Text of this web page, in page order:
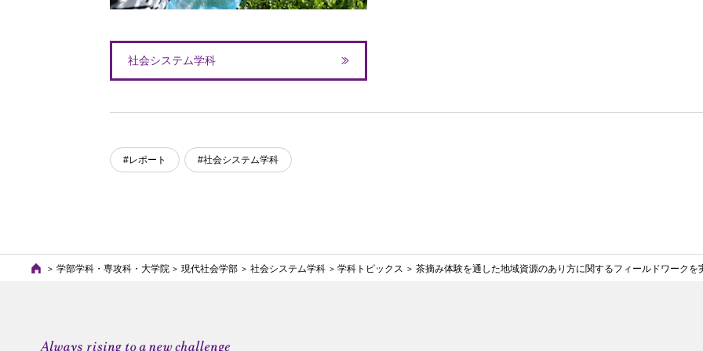
社会システム学科
#レポート #社会システム学科
学部学科・専攻科・大学院 現代社会学部 社会システム学科 学科トピックス 茶摘み体験を通した地域資源のあり方に関するフィールドワークを